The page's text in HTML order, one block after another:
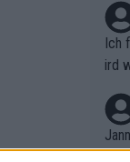
Ich
ird
r in
em